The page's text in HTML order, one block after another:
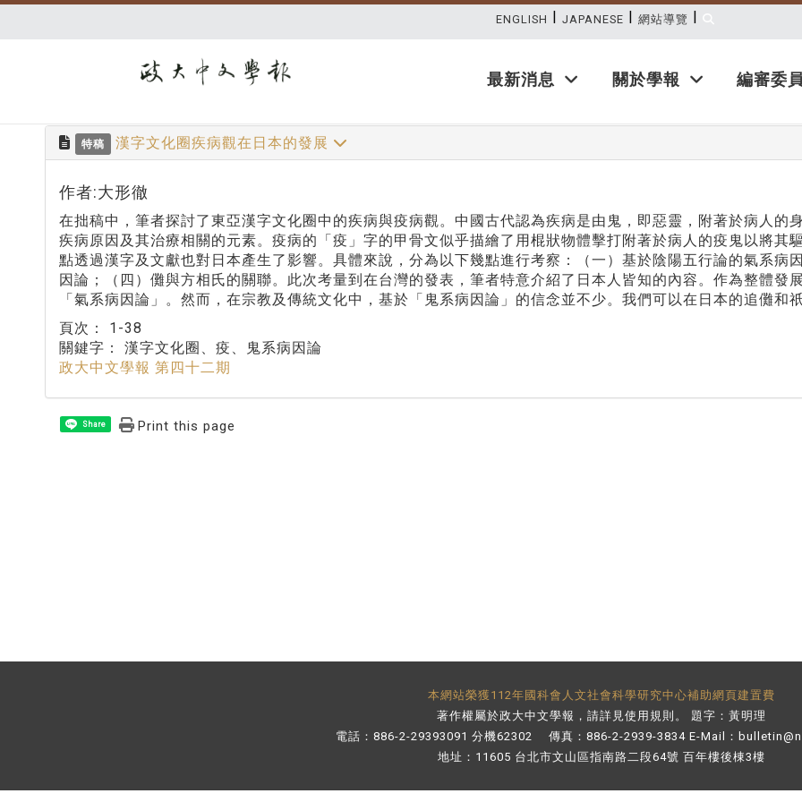
最新消息 關於學報 編審委員
ENGLISH | JAPANESE | 網站導覽 |
特稿 漢字文化圈疾病觀在日本的發展
作者:大形徹
在拙稿中，筆者探討了東亞漢字文化圈中的疾病與疫病觀。中國古代認為疾病是由鬼，即惡靈，附著於病人的
疾病原因及其治療相關的元素。疫病的「疫」字的甲骨文似乎描繪了用棍狀物體擊打附著於病人的疫鬼以將其
點透過漢字及文獻也對日本產生了影響。具體來說，分為以下幾點進行考察：（一）基於陰陽五行論的氣系病
因論；（四）儺與方相氏的關聯。此次考量到在台灣的發表，筆者特意介紹了日本人皆知的內容。作為整體發
「氣系病因論」。然而，在宗教及傳統文化中，基於「鬼系病因論」的信念並不少。我們可以在日本的追儺和
頁次： 1-38
關鍵字： 漢字文化圈、疫、鬼系病因論
政大中文學報 第四十二期
Share Print this page
本網站榮獲112年國科會人文社會科學研究中心補助網頁建置費
著作權屬於政大中文學報，請詳見使用規則 。 題字：黃明理
電話：886-2-29393091 分機62302 傳真：886-2-2939-3834 E-Mail：
地址：11605 台北市文山區指南路二段64號 百年樓後棟3樓